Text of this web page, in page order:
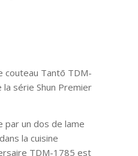
couteau Tantō TDM-
série Shun Premier
par un dos de lame
la cuisine
TDM-1785 est